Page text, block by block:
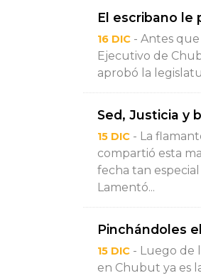
El escribano le
16 DIC - Antes
Ejecutivo de
aprobó la
Sed, Justicia y
15 DIC - La
compartió esta
fecha tan
Lamentó...
Pinchándoles
15 DIC - Luego de
en Chubut ya es